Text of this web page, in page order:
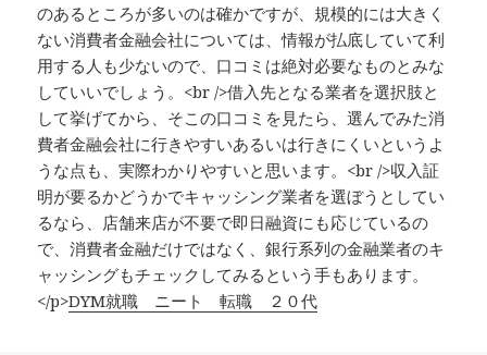
のあるところが多いのは確かですが、規模的には大きく
ない消費者金融会社については、情報が払底していて利
用する人も少ないので、口コミは絶対必要なものとみな
していいでしょう。<br />借入先となる業者を選択肢と
して挙げてから、そこの口コミを見たら、選んでみた消
費者金融会社に行きやすいあるいは行きにくいというよ
うな点も、実際わかりやすいと思います。<br />収入証
明が要るかどうかでキャッシング業者を選ぼうとしてい
るなら、店舗来店が不要で即日融資にも応じているの
で、消費者金融だけではなく、銀行系列の金融業者のキ
ャッシングもチェックしてみるという手もあります。
</p>DYM就職 ニート 転職 ２０代